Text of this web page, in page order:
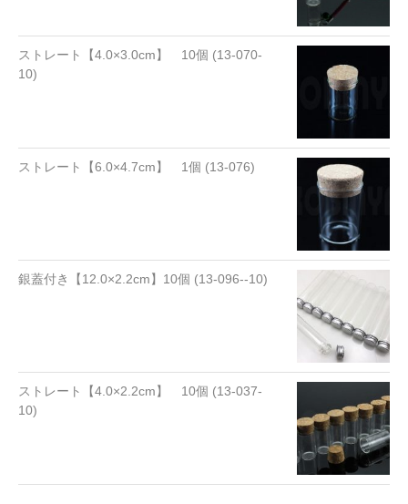
ストレート【4.0×3.0cm】 10個 (13-070-
10)
ストレート【6.0×4.7cm】 1個 (13-076)
銀蓋付き【12.0×2.2cm】10個 (13-096--10)
ストレート【4.0×2.2cm】 10個 (13-037-
10)